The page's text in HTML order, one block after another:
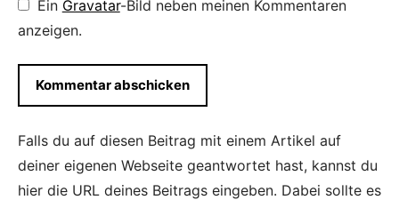
Ein Gravatar-Bild neben meinen Kommentaren
anzeigen.
Falls du auf diesen Beitrag mit einem Artikel auf
deiner eigenen Webseite geantwortet hast, kannst du
hier die URL deines Beitrags eingeben. Dabei sollte es